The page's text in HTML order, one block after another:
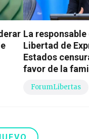
La responsable
Libertad de
Estados
favor de la
ForumLibertas